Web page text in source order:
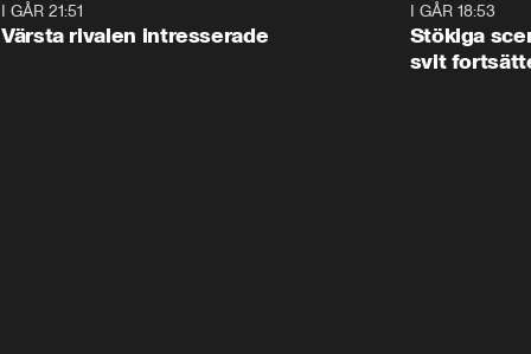
I GÅR 21:51
Värsta rivalen intresserade
I GÅR 18:53
Stökiga
svit